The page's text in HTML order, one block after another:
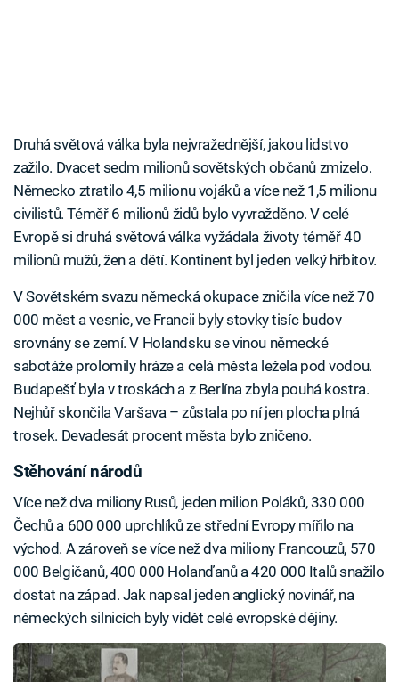
Druhá světová válka byla nejvražednější, jakou lidstvo
zažilo. Dvacet sedm milionů sovětských občanů zmizelo.
Německo ztratilo 4,5 milionu vojáků a více než 1,5 milionu
civilistů. Téměř 6 milionů židů bylo vyvražděno. V celé
Evropě si druhá světová válka vyžádala životy téměř 40
milionů mužů, žen a dětí. Kontinent byl jeden velký hřbitov.
V Sovětském svazu německá okupace zničila více než 70
000 měst a vesnic, ve Francii byly stovky tisíc budov
srovnány se zemí. V Holandsku se vinou německé
sabotáže prolomily hráze a celá města ležela pod vodou.
Budapešť byla v troskách a z Berlína zbyla pouhá kostra.
Nejhůř skončila Varšava – zůstala po ní jen plocha plná
trosek. Devadesát procent města bylo zničeno.
Stěhování národů
Více než dva miliony Rusů, jeden milion Poláků, 330 000
Čechů a 600 000 uprchlíků ze střední Evropy mířilo na
východ. A zároveň se více než dva miliony Francouzů, 570
000 Belgičanů, 400 000 Holanďanů a 420 000 Italů snažilo
dostat na západ. Jak napsal jeden anglický novinář, na
německých silnicích byly vidět celé evropské dějiny.